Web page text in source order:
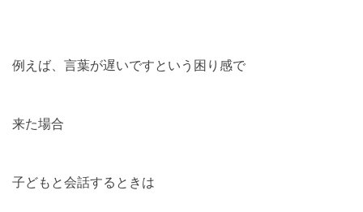
例えば、言葉が遅いですという困り感で
来た場合
子どもと会話するときは